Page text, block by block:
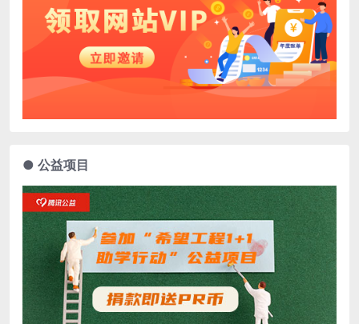
● 公益项目